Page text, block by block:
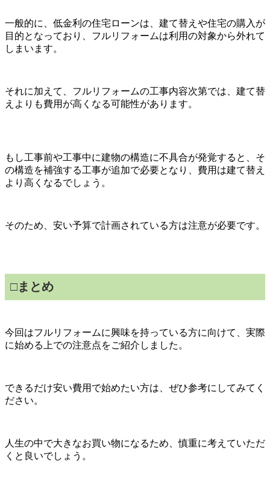
一般的に、低金利の住宅ローンは、建て替えや住宅の購入が
目的となっており、フルリフォームは利用の対象から外れて
しまいます。
それに加えて、フルリフォームの工事内容次第では、建て替
えよりも費用が高くなる可能性があります。
もし工事前や工事中に建物の構造に不具合が発覚すると、そ
の構造を補強する工事が追加で必要となり、費用は建て替え
より高くなるでしょう。
そのため、安い予算で計画されている方は注意が必要です。
□まとめ
今回はフルリフォームに興味を持っている方に向けて、実際
に始める上での注意点をご紹介しました。
できるだけ安い費用で始めたい方は、ぜひ参考にしてみてく
ださい。
人生の中で大きなお買い物になるため、慎重に考えていただ
くと良いでしょう。